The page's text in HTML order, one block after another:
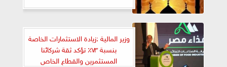
وزير المالية :زيادة الاستثمارات الخاصة
بنسبة ٧٣٪؜ تؤكد ثقة شركائنا
المستثمرين والقطاع الخاص